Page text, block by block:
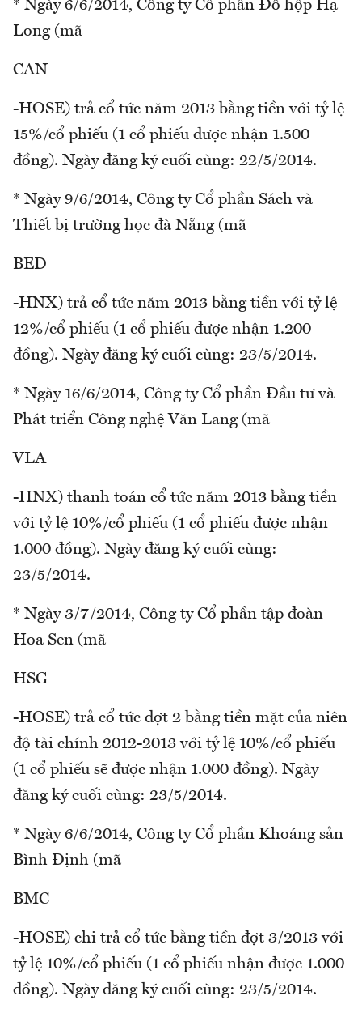
* Ngày 6/6/2014, Công ty Cổ phần Đồ hộp Hạ
Long (mã
CAN
-HOSE) trả cổ tức năm 2013 bằng tiền với tỷ lệ
15%/cổ phiếu (1 cổ phiếu được nhận 1.500
đồng). Ngày đăng ký cuối cùng: 22/5/2014.
* Ngày 9/6/2014, Công ty Cổ phần Sách và
Thiết bị trường học đà Nẵng (mã
BED
-HNX) trả cổ tức năm 2013 bằng tiền với tỷ lệ
12%/cổ phiếu (1 cổ phiếu được nhận 1.200
đồng). Ngày đăng ký cuối cùng: 23/5/2014.
* Ngày 16/6/2014, Công ty Cổ phần Đầu tư và
Phát triển Công nghệ Văn Lang (mã
VLA
-HNX) thanh toán cổ tức năm 2013 bằng tiền
với tỷ lệ 10%/cổ phiếu (1 cổ phiếu được nhận
1.000 đồng). Ngày đăng ký cuối cùng:
23/5/2014.
* Ngày 3/7/2014, Công ty Cổ phần tập đoàn
Hoa Sen (mã
HSG
-HOSE) trả cổ tức đợt 2 bằng tiền mặt của niên
độ tài chính 2012-2013 với tỷ lệ 10%/cổ phiếu
(1 cổ phiếu sẽ được nhận 1.000 đồng). Ngày
đăng ký cuối cùng: 23/5/2014.
* Ngày 6/6/2014, Công ty Cổ phần Khoáng sản
Bình Định (mã
BMC
-HOSE) chi trả cổ tức bằng tiền đợt 3/2013 với
tỷ lệ 10%/cổ phiếu (1 cổ phiếu nhận được 1.000
đồng). Ngày đăng ký cuối cùng: 23/5/2014.